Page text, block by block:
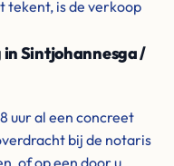
tekent, is de verkoop
in Sintjohannesga /
uur al een concreet
bij de notaris
of op een door u